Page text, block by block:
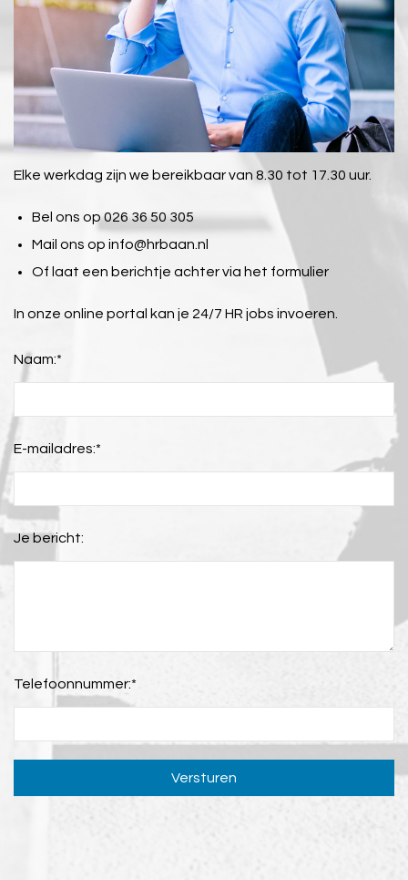
Elke werkdag zijn we bereikbaar van 8.30 tot 17.30 uur.
Bel ons op 026 36 50 305
Mail ons op info@hrbaan.nl
Of laat een berichtje achter via het formulier
In onze online portal kan je 24/7 HR jobs invoeren.
Naam:*
E-mailadres:*
Je bericht:
Telefoonnummer:*
Versturen